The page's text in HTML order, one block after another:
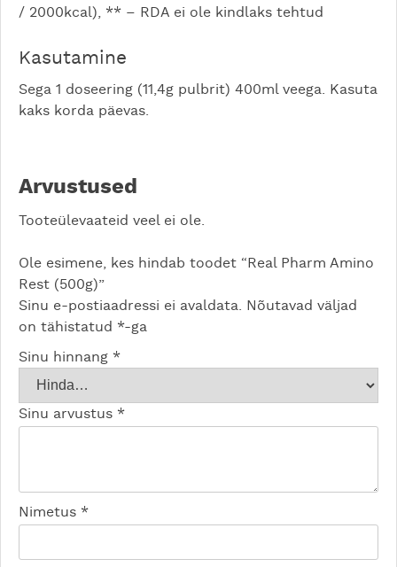
/ 2000kcal), ** – RDA ei ole kindlaks tehtud
Kasutamine
Sega 1 doseering (11,4g pulbrit) 400ml veega. Kasuta
kaks korda päevas.
Arvustused
Tooteülevaateid veel ei ole.
Ole esimene, kes hindab toodet “Real Pharm Amino
Rest (500g)”
Sinu e-postiaadressi ei avaldata.
Nõutavad väljad
on tähistatud *-ga
Sinu hinnang *
Sinu arvustus *
Nimetus *